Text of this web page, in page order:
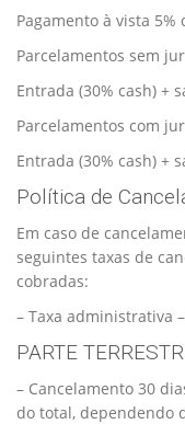
Pagamento à vista 5%
Parcelamentos sem
Entrada (30% cash) +
Parcelamentos com
Entrada (30% cash) +
Política de
Em caso de
seguintes taxas de
cobradas:
– Taxa administrativa
PARTE
– Cancelamento 30
do total, dependendo